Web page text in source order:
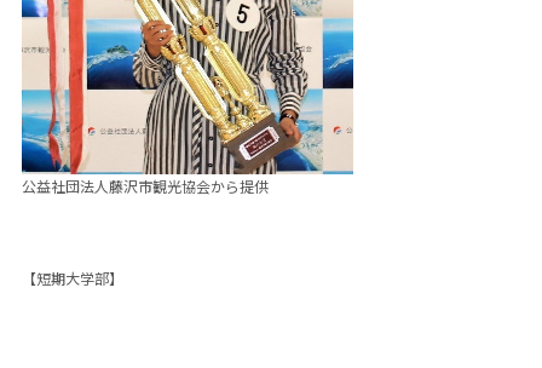
公益社団法人藤沢市観光協会から提供
【短期大学部】